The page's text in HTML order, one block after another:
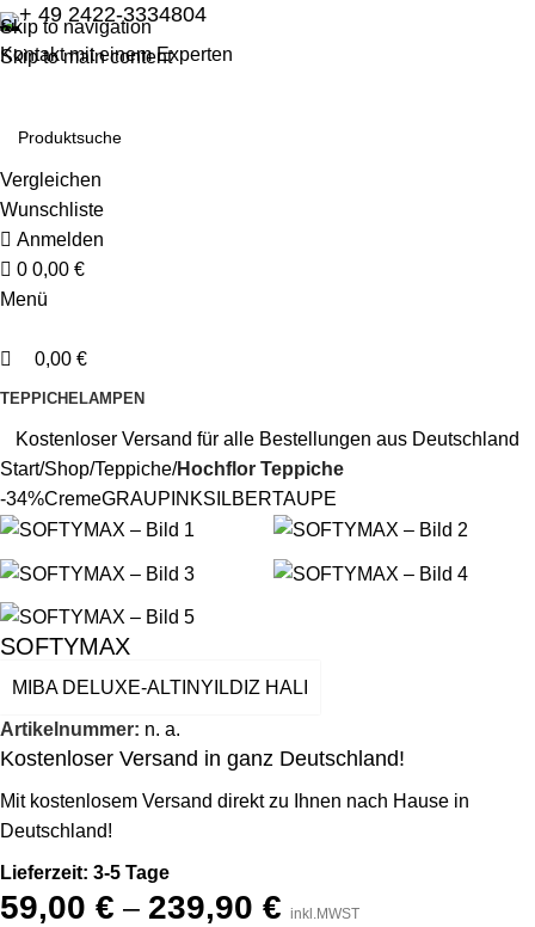
Skip to navigation
Skip to main content
+ 49 2422-3334804
Kontakt mit einem Experten
Vergleichen
Wunschliste
Anmelden
0 0,00 €
Menü
0,00 €
TEPPICHELAMPEN
Kostenloser Versand für alle Bestellungen aus Deutschland
Start Shop Teppiche Hochflor Teppiche
-34%CremeGRAUPINKSILBERTAUPE
SOFTYMAX
MIBA DELUXE-ALTINYILDIZ HALI
Artikelnummer: n. a.
Kostenloser Versand in ganz Deutschland!
Mit kostenlosem Versand direkt zu Ihnen nach Hause in
Deutschland!
Lieferzeit: 3-5 Tage
59,00 € – 239,90 € inkl.MWST